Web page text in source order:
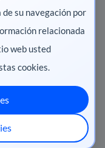
México
·
Ecuador·Perú·
Centroamérica
Chile
su navegación por
relacionada
web usted
cookies.